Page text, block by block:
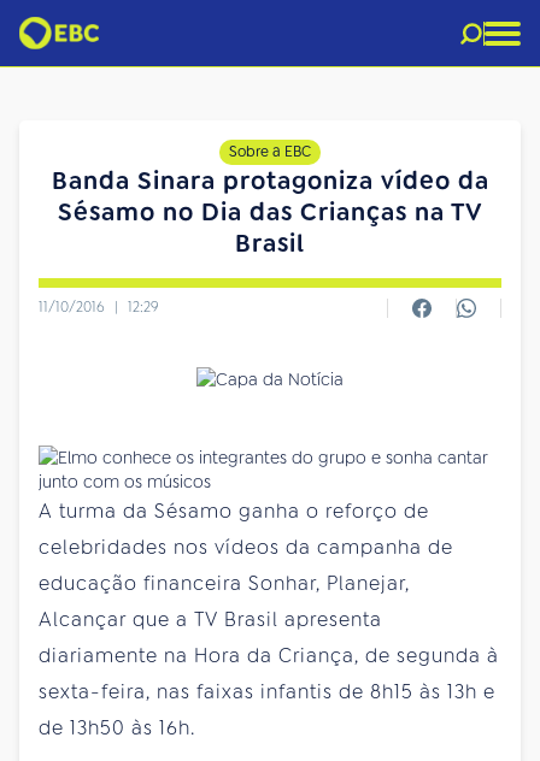
Sobre a EBC
Banda Sinara protagoniza vídeo da
Sésamo no Dia das Crianças na TV
Brasil
11/10/2016 | 12:29
A turma da Sésamo ganha o reforço de
celebridades nos vídeos da campanha de
educação financeira Sonhar, Planejar,
Alcançar que a TV Brasil apresenta
diariamente na Hora da Criança, de segunda à
sexta-feira, nas faixas infantis de 8h15 às 13h e
de 13h50 às 16h.